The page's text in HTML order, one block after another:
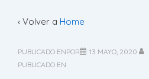
‹ Volver a Home
PUBLICADO ENPOR 13 MAYO, 2020
PUBLICADO EN